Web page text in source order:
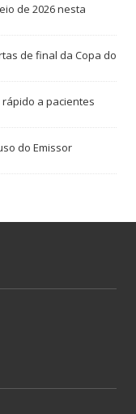
de 2026 nesta
de final da Copa do
a pacientes
do Emissor